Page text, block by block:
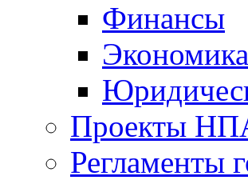
Финансы
Экономика
Проекты
Регламенты